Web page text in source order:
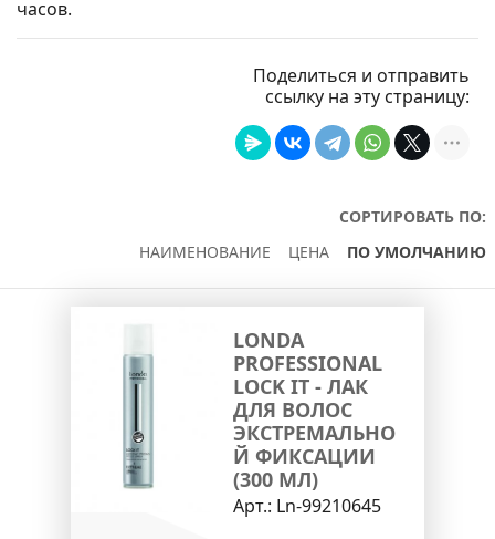
часов.
Поделиться и отправить
ссылку на эту страницу:
СОРТИРОВАТЬ ПО:
НАИМЕНОВАНИЕ
ЦЕНА ПО УМОЛЧАНИЮ
LONDA
PROFESSIONAL
LOCK IT - ЛАК
ДЛЯ ВОЛОС
ЭКСТРЕМАЛЬНО
Й ФИКСАЦИИ
(300 МЛ)
Арт.: Ln-99210645